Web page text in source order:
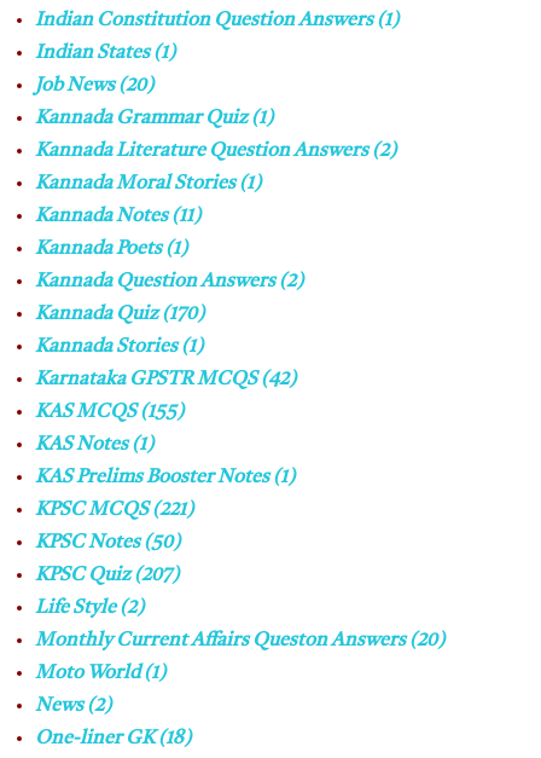
Indian Constitution Question Answers(1)
Indian States(1)
Job News(20)
Kannada Grammar Quiz(1)
Kannada Literature Question Answers(2)
Kannada Moral Stories(1)
Kannada Notes(11)
Kannada Poets(1)
Kannada Question Answers(2)
Kannada Quiz(170)
Kannada Stories(1)
Karnataka GPSTR MCQS(42)
KAS MCQS(155)
KAS Notes(1)
KAS Prelims Booster Notes(1)
KPSC MCQS(221)
KPSC Notes(50)
KPSC Quiz(207)
Life Style(2)
Monthly Current Affairs Queston Answers(20)
Moto World(1)
News(2)
One-liner GK(18)